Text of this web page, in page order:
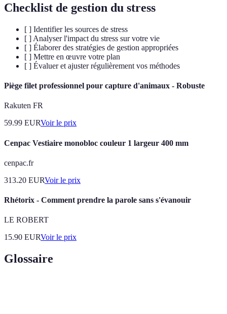
Checklist de gestion du stress
[ ] Identifier les sources de stress
[ ] Analyser l'impact du stress sur votre vie
[ ] Élaborer des stratégies de gestion appropriées
[ ] Mettre en œuvre votre plan
[ ] Évaluer et ajuster régulièrement vos méthodes
Piège filet professionnel pour capture d'animaux - Robuste
Rakuten FR
59.99 EURVoir le prix
Cenpac Vestiaire monobloc couleur 1 largeur 400 mm
cenpac.fr
313.20 EURVoir le prix
Rhétorix - Comment prendre la parole sans s'évanouir
LE ROBERT
15.90 EURVoir le prix
Glossaire